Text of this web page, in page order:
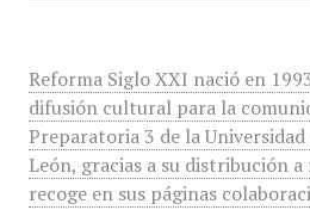
Reforma Siglo XXI nació en
difusión cultural para la
Preparatoria 3 de la
León, gracias a su distribución
recoge en sus páginas